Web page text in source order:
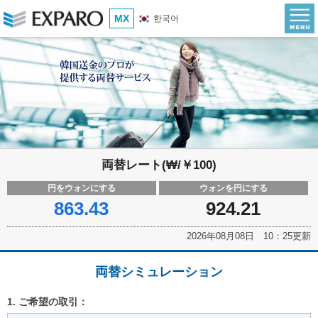
MX 한국어
両替レート(₩/￥100)
円をウォンにする
863.43
ウォンを円にする
924.21
2026年08月08日 10：25更新
両替シミュレーション
1. ご希望の取引：